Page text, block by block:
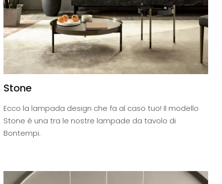
Stone
Ecco la lampada design che fa al caso tuo! Il modello
Stone è una tra le nostre lampade da tavolo di
Bontempi.